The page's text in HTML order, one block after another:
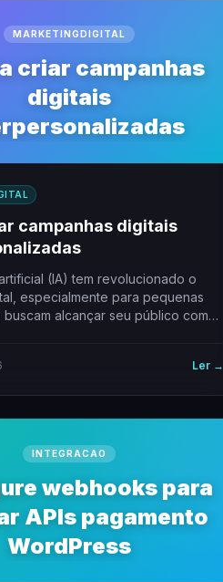
MARKETINGDIGITAL
criar campanhas
digitais
campanhas digitais
(IA) tem revolucionado o
especialmente para pequenas
alcançar seu público com
Ler →
INTEGRACAO
webhooks para
APIs pagamento
WordPress